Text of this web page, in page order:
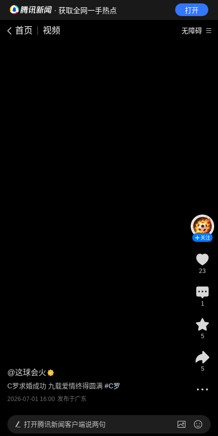
· 获取全网一手热点 打开
首页 视频 无障碍
@这球会火
C罗求婚成功 九载爱情终得圆满 #C罗
2026-07-01 16:00 发布于广东
关注
23
1
5
5
打开腾讯新闻客户端说两句